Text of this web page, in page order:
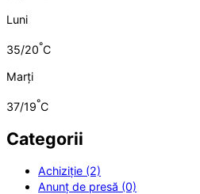
Luni
35/20°C
Marți
37/19°C
Categorii
Achiziție (2)
Anunț de presă (0)